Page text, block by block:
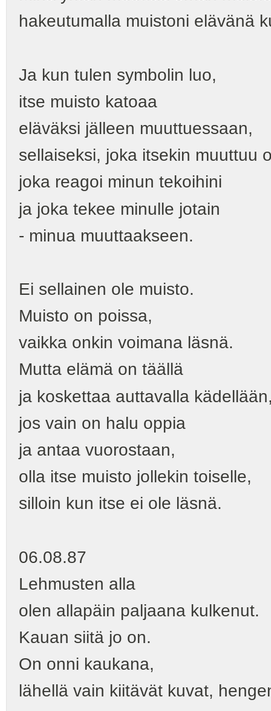
hakeutumalla muistoni elävänä
Ja kun tulen symbolin luo,
itse muisto katoaa
eläväksi jälleen muuttuessaan,
sellaiseksi, joka itsekin muuttuu
joka reagoi minun tekoihini
ja joka tekee minulle jotain
- minua muuttaakseen.
Ei sellainen ole muisto.
Muisto on poissa,
vaikka onkin voimana läsnä.
Mutta elämä on täällä
ja koskettaa auttavalla
jos vain on halu oppia
ja antaa vuorostaan,
olla itse muisto jollekin toiselle,
silloin kun itse ei ole läsnä.
06.08.87
Lehmusten alla
olen allapäin paljaana kulkenut.
Kauan siitä jo on.
On onni kaukana,
lähellä vain kiitävät kuvat,